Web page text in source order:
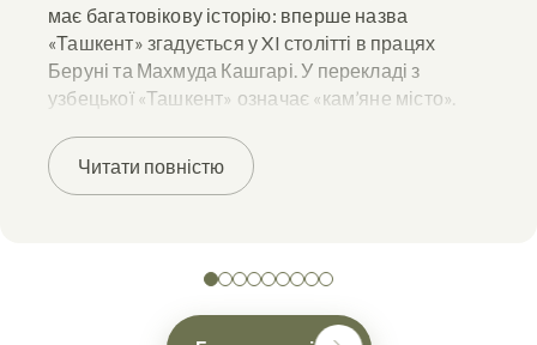
має багатовікову історію: вперше назва
«Ташкент» згадується у XI столітті в працях
Беруні та Махмуда Кашгарі. У перекладі з
узбецької «Ташкент» означає «кам’яне місто».
Ми почнемо знайомство з Узбекистаном з
оглядової екскурсії по Ташкенту. Спочатку
прогуляємося Старим містом і побачимо
Імам, де зберігається найстаріший Осман-Коран.
Далі зробимо обідню перерву в плов-центрі
Читати повністю